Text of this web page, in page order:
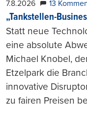
7.8.2026 13
„Tankstellen-
Statt neue
eine absolute
Michael Knobel,
Etzelpark die
innovative
zu fairen Preisen